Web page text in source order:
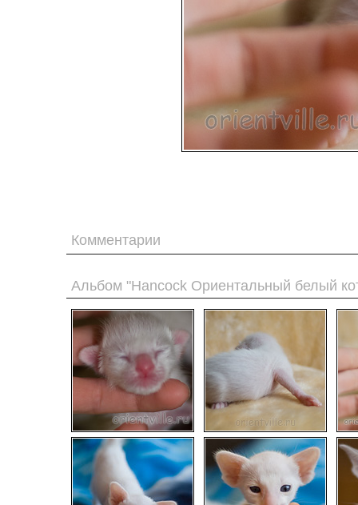
Комментарии
Альбом "Hancock Ориентальный белый